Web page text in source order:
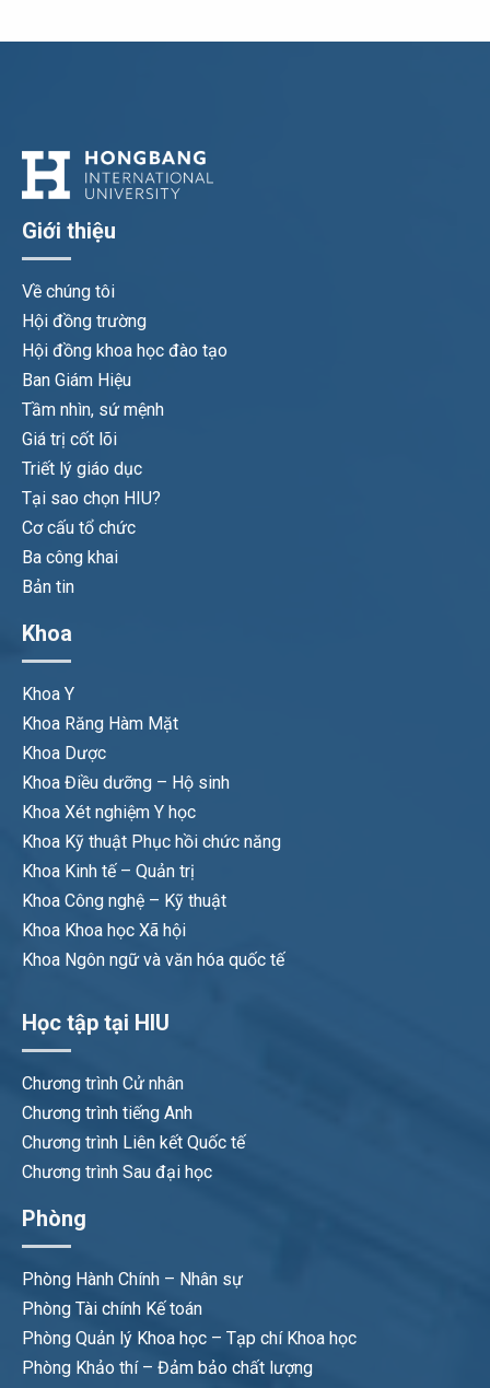
Giới thiệu
Về chúng tôi
Hội đồng trường
Hội đồng khoa học đào tạo
Ban Giám Hiệu
Tầm nhìn, sứ mệnh
Giá trị cốt lõi
Triết lý giáo dục
Tại sao chọn HIU?
Cơ cấu tổ chức
Ba công khai
Bản tin
Khoa
Khoa Y
Khoa Răng Hàm Mặt
Khoa Dược
Khoa Điều dưỡng – Hộ sinh
Khoa Xét nghiệm Y học
Khoa Kỹ thuật Phục hồi chức năng
Khoa Kinh tế – Quản trị
Khoa Công nghệ – Kỹ thuật
Khoa Khoa học Xã hội
Khoa Ngôn ngữ và văn hóa quốc tế
Học tập tại HIU
Chương trình Cử nhân
Chương trình tiếng Anh
Chương trình Liên kết Quốc tế
Chương trình Sau đại học
Phòng
Phòng Hành Chính – Nhân sự
Phòng Tài chính Kế toán
Phòng Quản lý Khoa học – Tạp chí Khoa học
Phòng Khảo thí – Đảm bảo chất lượng